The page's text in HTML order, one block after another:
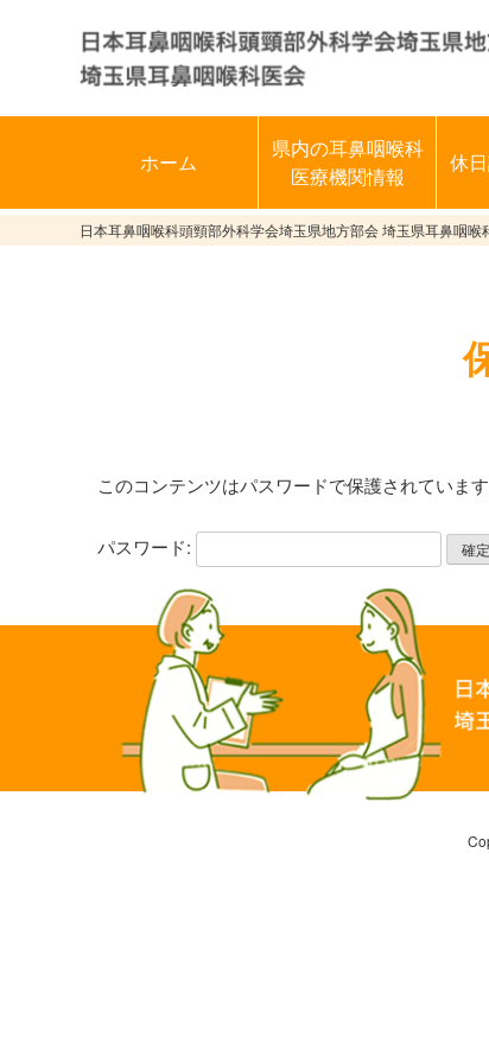
ホーム
県内の耳鼻咽喉科
医療機関情報
休
日本耳鼻咽喉科頭頸部外科学会埼玉県地方部会 埼玉県耳鼻咽喉
このコンテンツはパスワードで保護されていま
パスワード: